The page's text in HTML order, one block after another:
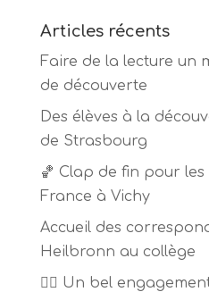
Articles récents
Faire de la lecture un
de découverte
Des élèves à la
de Strasbourg
🏀 Clap de fin pour
France à Vichy
Accueil des
Heilbronn au collège
🏃‍♂️ Un bel